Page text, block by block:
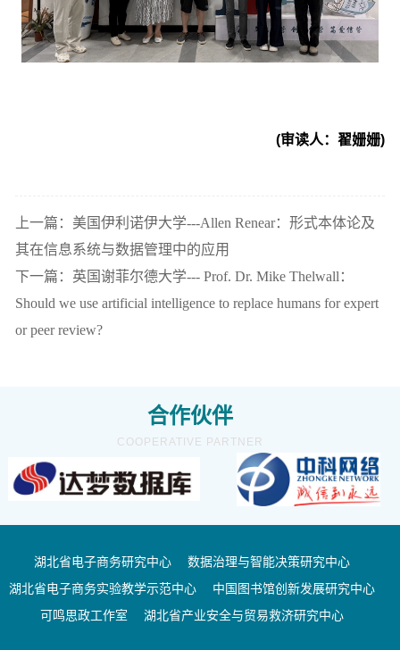
(审读人：翟姗姗)
上一篇：美国伊利诺伊大学---Allen Renear：形式本体论及
其在信息系统与数据管理中的应用
下一篇：英国谢菲尔德大学--- Prof. Dr. Mike Thelwall：
Should we use artificial intelligence to replace humans for expert
or peer review?
合作伙伴
COOPERATIVE PARTNER
湖北省电子商务研究中心
数据治理与智能决策研究中心
湖北省电子商务实验教学示范中心
中国图书馆创新发展研究中心
可鸣思政工作室
湖北省产业安全与贸易救济研究中心